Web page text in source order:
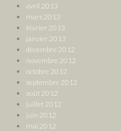
avril 2013
mars 2013
février 2013
janvier 2013
décembre 2012
novembre 2012
octobre 2012
septembre 2012
août 2012
juillet 2012
juin 2012
mai 2012